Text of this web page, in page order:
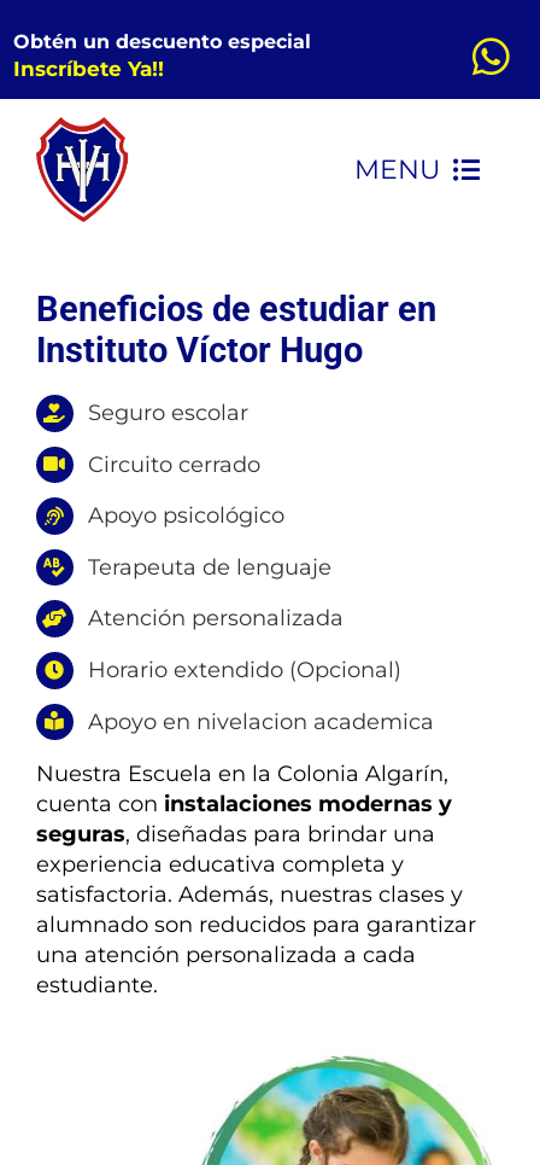
al
contenido
Obtén un descuento especial
Inscríbete Ya!!
MENU
CONOCENOS
PRIMARIA
¿TIENES DUDAS?
Beneficios de estudiar en
Instituto Víctor Hugo
Seguro escolar
Circuito cerrado
Apoyo psicológico
Terapeuta de lenguaje
Atención personalizada
Horario extendido (Opcional)
Apoyo en nivelacion academica
Nuestra Escuela en la Colonia Algarín,
cuenta con instalaciones modernas y
seguras, diseñadas para brindar una
experiencia educativa completa y
satisfactoria. Además, nuestras clases y
alumnado son reducidos para garantizar
una atención personalizada a cada
estudiante.